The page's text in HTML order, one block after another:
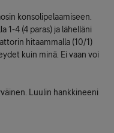
konsolipelaamiseen.
1-4 (4 paras) ja lähelläni
hitaammalla (10/1)
kuin minä. Ei vaan voi
Luulin hankkineeni